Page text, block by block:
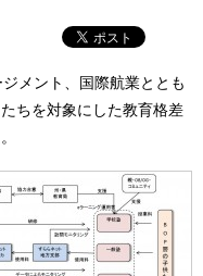
メント、国際航業ととも
ちを対象にした教育格差